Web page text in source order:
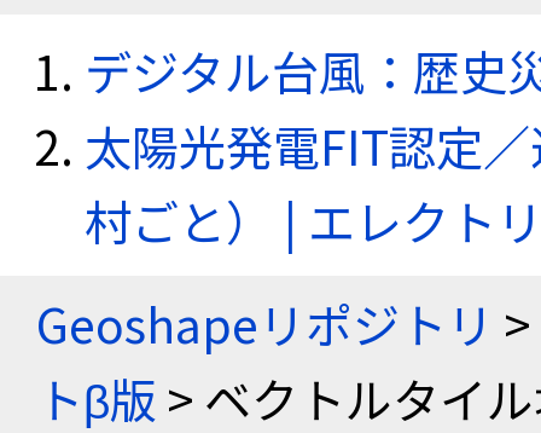
デジタル台風：歴史
太陽光発電FIT認定
村ごと） | エレクト
Geoshapeリポジトリ >
トβ版 > ベクトルタイ